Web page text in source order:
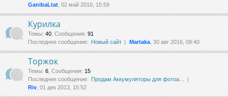
GanibaLtat , 02 май 2010, 15:59
Курилка
Темы: 40 Сообщения: 91
Последнее сообщение: Новый сайт Martaka , 30 авг 2016, 09:40
Торжок
Темы: 6 Сообщения: 15
Последнее сообщение: Продам Аккумуляторы для фотоа…
Riv , 01 дек 2013, 15:52